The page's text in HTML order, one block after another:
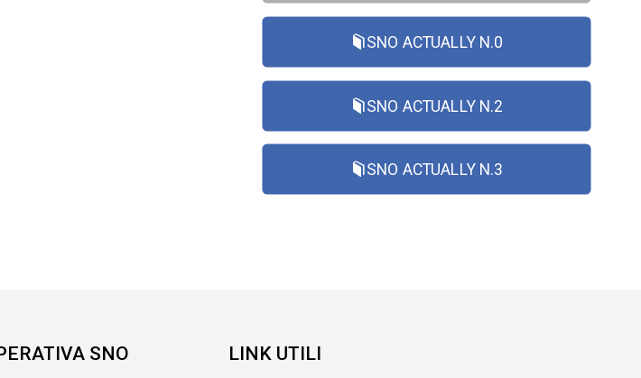
SNO ACTUALLY N.0
SNO ACTUALLY N.2
SNO ACTUALLY N.3
SNO LINK UTILI